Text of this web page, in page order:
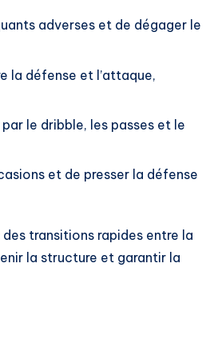
adverses et de dégager le
la défense et l’attaque,
le dribble, les passes et le
et de presser la défense
transitions rapides entre la
la structure et garantir la